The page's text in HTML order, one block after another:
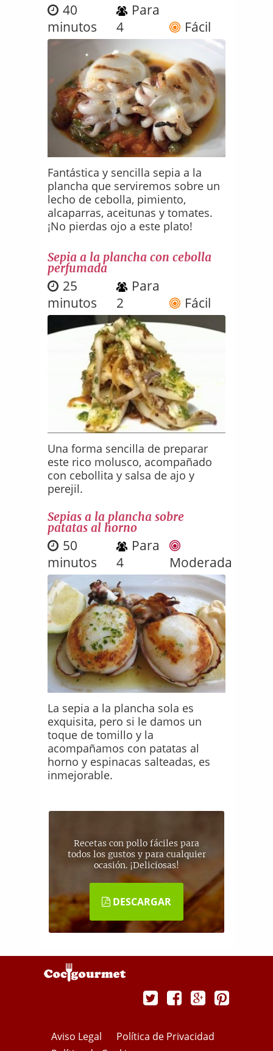
40
minutos
Para
4
Fácil
Fantástica y sencilla sepia a la
plancha que serviremos sobre un
lecho de cebolla, pimiento,
alcaparras, aceitunas y tomates.
¡No pierdas ojo a este plato!
Sepia a la plancha con cebolla
perfumada
25
minutos
Para
2
Fácil
Una forma sencilla de preparar
este rico molusco, acompañado
con cebollita y salsa de ajo y
perejil.
Sepias a la plancha sobre
patatas al horno
50
minutos
Para
4
Moderada
La sepia a la plancha sola es
exquisita, pero si le damos un
toque de tomillo y la
acompañamos con patatas al
horno y espinacas salteadas, es
inmejorable.
Recetas con pollo fáciles para
todos los gustos y para cualquier
ocasión. ¡Deliciosas!
DESCARGAR
Aviso Legal
Política de Privacidad